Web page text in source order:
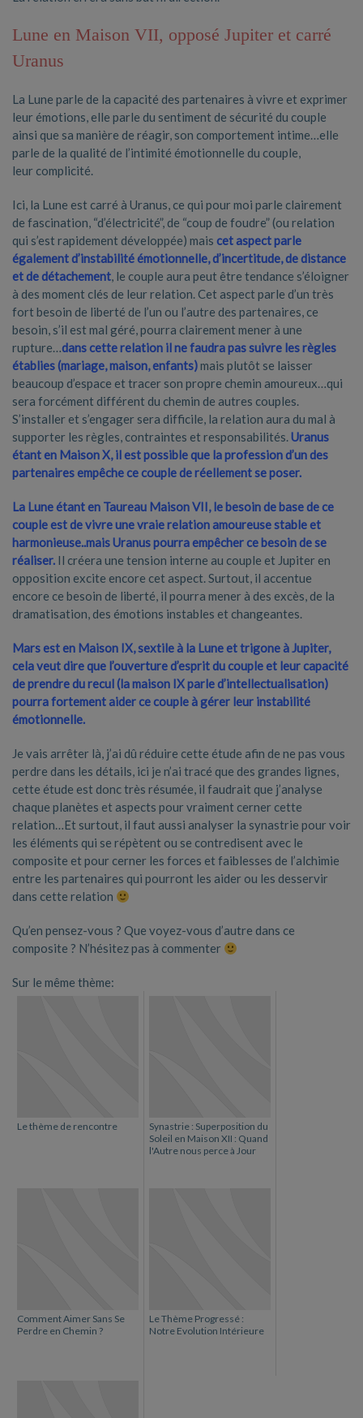
Lune en Maison VII, opposé Jupiter et carré
Uranus
La Lune parle de la capacité des partenaires à vivre et exprimer
leur émotions, elle parle du sentiment de sécurité du couple
ainsi que sa manière de réagir, son comportement intime…elle
parle de la qualité de l’intimité émotionnelle du couple,
leur complicité.
Ici, la Lune est carré à Uranus, ce qui pour moi parle clairement
de fascination, “d’électricité”, de “coup de foudre” (ou relation
qui s’est rapidement développée) mais cet aspect parle
également d’instabilité émotionnelle, d’incertitude, de distance
et de détachement, le couple aura peut être tendance s’éloigner
à des moment clés de leur relation. Cet aspect parle d’un très
fort besoin de liberté de l’un ou l’autre des partenaires, ce
besoin, s’il est mal géré, pourra clairement mener à une
rupture…dans cette relation il ne faudra pas suivre les règles
établies (mariage, maison, enfants)mais plutôt se laisser
beaucoup d’espace et tracer son propre chemin amoureux…qui
sera forcément différent du chemin de autres couples.
S’installer et s’engager sera difficile, la relation aura du mal à
supporter les règles, contraintes et responsabilités.Uranus
étant en Maison X, il est possible que la profession d’un des
partenairesempêchece couple de réellement se poser.
La Lune étant en Taureau Maison VII, le besoin de base de ce
couple est de vivre une vraie relation amoureuse stable et
harmonieuse..mais Uranus pourra empêcher ce besoin de se
réaliser. Il créera une tension interne au couple et Jupiter en
opposition excite encore cet aspect. Surtout, il accentue
encore ce besoin de liberté, il pourra mener à des excès, de la
dramatisation, des émotions instables et changeantes.
Mars est en Maison IX, sextile à la Lune et trigone à Jupiter,
cela veut dire que l’ouverture d’esprit du couple et leur capacité
de prendre du recul (la maison IX parle d’intellectualisation)
pourra fortement aider ce couple à gérer leur instabilité
émotionnelle.
Je vais arrêter là, j’ai dû réduire cette étude afin de ne pas vous
perdre dans les détails, ici je n’ai tracé que des grandes lignes,
cette étude est donc très résumée, il faudrait que j’analyse
chaque planètes et aspects pour vraiment cerner cette
relation…Et surtout, il faut aussi analyser la synastrie pour voir
les éléments qui se répètent ou se contredisent avec le
composite et pour cerner les forces et faiblesses de l’alchimie
entre les partenaires qui pourront les aider ou les desservir
dans cette relation
Qu’en pensez-vous ? Que voyez-vous d’autre dans ce
composite ? N’hésitez pas à commenter
Sur le même thème:
Le thème de rencontre
Synastrie : Superposition du
Soleil en Maison XII : Quand
l'Autre nous perce à Jour
Comment Aimer Sans Se
Perdre en Chemin ?
Le Thème Progressé :
Notre Evolution Intérieure